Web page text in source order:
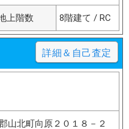
上階数 8階建て / RC
詳細＆自己査定
山北町向原２０１８－２